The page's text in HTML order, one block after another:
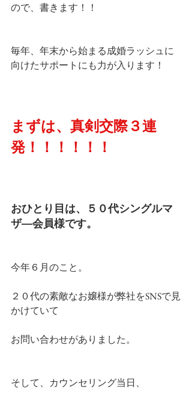
ので、書きます！！
毎年、年末から始まる成婚ラッシュに
向けたサポートにも力が入ります！
まずは、真剣交際３連
発！！！！！！
おひとり目は、５０代シングルマ
ザ―会員様です。
今年６月のこと。
２０代の素敵なお嬢様が弊社をSNSで見
かけていて
お問い合わせがありました。
そして、カウンセリング当日、